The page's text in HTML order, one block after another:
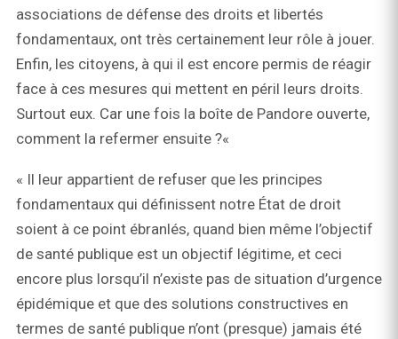
associations de défense des droits et libertés
fondamentaux, ont très certainement leur rôle à jouer.
Enfin, les citoyens, à qui il est encore permis de réagir
face à ces mesures qui mettent en péril leurs droits.
Surtout eux. Car une fois la boîte de Pandore ouverte,
comment la refermer ensuite ?«
« Il leur appartient de refuser que les principes
fondamentaux qui définissent notre État de droit
soient à ce point ébranlés, quand bien même l’objectif
de santé publique est un objectif légitime, et ceci
encore plus lorsqu’il n’existe pas de situation d’urgence
épidémique et que des solutions constructives en
termes de santé publique n’ont (presque) jamais été